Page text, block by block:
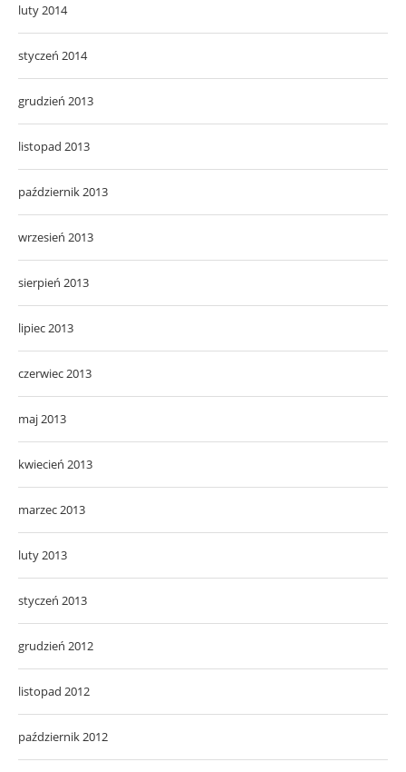
luty 2014
styczeń 2014
grudzień 2013
listopad 2013
październik 2013
wrzesień 2013
sierpień 2013
lipiec 2013
czerwiec 2013
maj 2013
kwiecień 2013
marzec 2013
luty 2013
styczeń 2013
grudzień 2012
listopad 2012
październik 2012